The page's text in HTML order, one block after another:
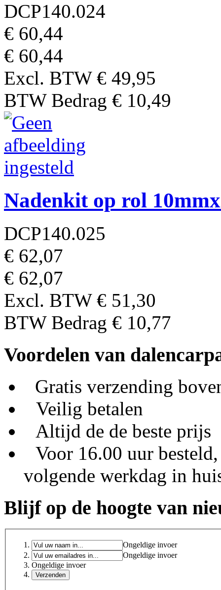
DCP140.024
€ 60,44
€ 60,44
Excl. BTW € 49,95
BTW Bedrag € 10,49
Nadenkit op rol
DCP140.025
€ 62,07
€ 62,07
Excl. BTW € 51,30
BTW Bedrag € 10,77
Voordelen van
Gratis verzending
Veilig betalen
Altijd de de beste prijs
Voor 16.00 uur besteld,
volgende werkdag in
Blijf op de hoogte van
Ongeldige invoer
Ongeldige invoer
Ongeldige invoer